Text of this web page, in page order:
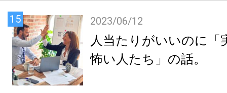
15 2023/06/12
人当たりがいいのに「
怖い人たち」の話。